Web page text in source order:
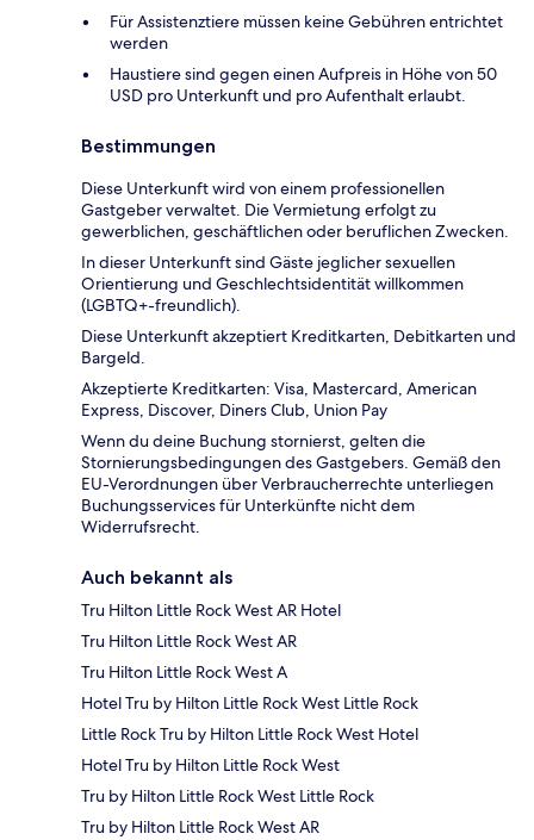
Für Assistenztiere müssen keine Gebühren entrichtet
werden
Haustiere sind gegen einen Aufpreis in Höhe von 50
USD pro Unterkunft und pro Aufenthalt erlaubt.
Bestimmungen
Diese Unterkunft wird von einem professionellen
Gastgeber verwaltet. Die Vermietung erfolgt zu
gewerblichen, geschäftlichen oder beruflichen Zwecken.
In dieser Unterkunft sind Gäste jeglicher sexuellen
Orientierung und Geschlechtsidentität willkommen
(LGBTQ+-freundlich).
Diese Unterkunft akzeptiert Kreditkarten, Debitkarten und
Bargeld.
Akzeptierte Kreditkarten: Visa, Mastercard, American
Express, Discover, Diners Club, Union Pay
Wenn du deine Buchung stornierst, gelten die
Stornierungsbedingungen des Gastgebers. Gemäß den
EU-Verordnungen über Verbraucherrechte unterliegen
Buchungsservices für Unterkünfte nicht dem
Widerrufsrecht.
Auch bekannt als
Tru Hilton Little Rock West AR Hotel
Tru Hilton Little Rock West AR
Tru Hilton Little Rock West A
Hotel Tru by Hilton Little Rock West Little Rock
Little Rock Tru by Hilton Little Rock West Hotel
Hotel Tru by Hilton Little Rock West
Tru by Hilton Little Rock West Little Rock
Tru by Hilton Little Rock West AR